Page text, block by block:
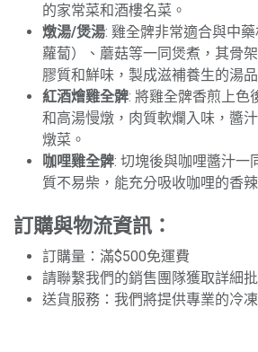
的家常菜和酒樓名菜。
燉湯/煲湯: 雞全髀非常適合與中
蘿蔔）、蘑菇等一同煲煮，其骨
膠質和鮮味，製成滋補養生的湯品
紅酒燴雞全髀: 將雞全髀香煎上色
和高湯慢燉，肉質軟爛入味，醬
燉菜。
咖哩雞全髀: 切塊後與咖哩醬汁一
質不易柴，能充分吸收咖哩的香
訂購與物流資訊：
訂購量：滿$500免運費
請聯繫我們的銷售團隊獲取詳細
送貨服務：我們將提供專業的冷